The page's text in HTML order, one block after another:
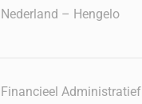
Nederland – Hengelo
Financieel Administratief